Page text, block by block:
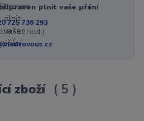
plnit vaše přání
725 736 293
8 - 16 hod.)
zboží 5